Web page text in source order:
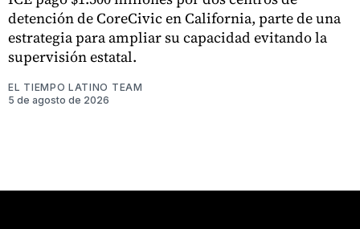
detención de CoreCivic en California, parte de una
estrategia para ampliar su capacidad evitando la
supervisión estatal.
EL TIEMPO LATINO TEAM
5 de agosto de 2026